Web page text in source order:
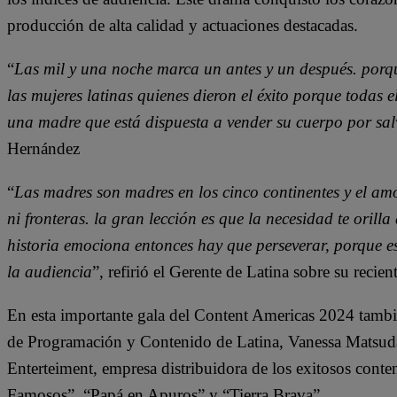
producción de alta calidad y actuaciones destacadas.
“Las mil y una noche marca un antes y un después.
las mujeres latinas quienes dieron el éxito porque todas
una madre que está dispuesta a vender su cuerpo por
Hernández
“Las madres son madres en los cinco continentes y el
ni fronteras. la gran lección es que la necesidad te
historia emociona entonces hay que perseverar,
la audiencia”, refirió el Gerente de Latina sobre su
En esta importante gala del Content Americas 2024
de Programación y Contenido de Latina, Vanessa
Enterteiment, empresa distribuidora de los exitosos